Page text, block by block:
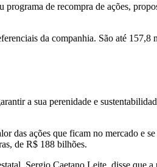
de recompra de ações,
da companhia. São até
a sua perenidade e
das ações que ficam no mercado e
de R$ 188 bilhões.
Sergio Caetano Leite, disse